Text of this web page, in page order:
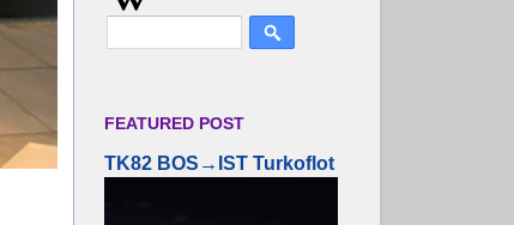
FEATURED POST
TK82 BOS→IST Turkoflot